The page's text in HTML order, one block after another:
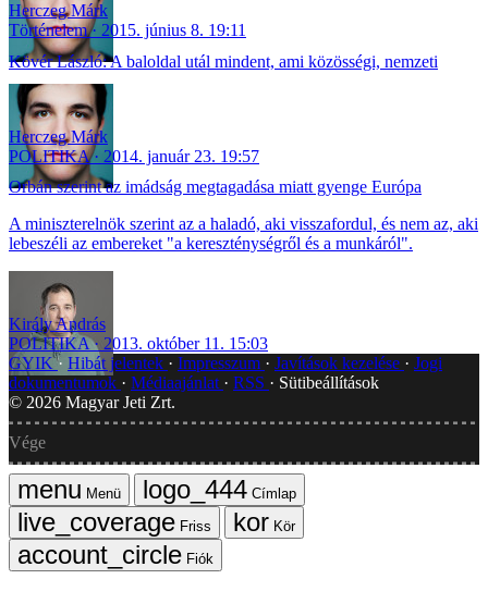
Herczeg Márk
Történelem
2015. június 8. 19:11
Kövér László: A baloldal utál mindent, ami közösségi, nemzeti
Herczeg Márk
POLITIKA
2014. január 23. 19:57
Orbán szerint az imádság megtagadása miatt gyenge Európa
A miniszterelnök szerint az a haladó, aki visszafordul, és nem az, aki
lebeszéli az embereket "a kereszténységről és a munkáról".
Király András
POLITIKA
2013. október 11. 15:03
GYIK Hibát jelentek Impresszum Javítások kezelése
Jogi
dokumentumok
Médiaajánlat RSS
Sütibeállítások
© 2026 Magyar Jeti Zrt.
Vége
Menü
Címlap
Friss
Kör
Fiók